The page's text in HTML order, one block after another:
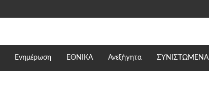
Ενημέρωση ΕΘΝΙΚΆ Ανεξήγητα ΣΥΝΙΣΤΩΜΕΝΑ